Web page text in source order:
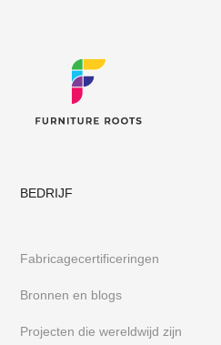
BEDRIJF
Fabricagecertificeringen
Bronnen en blogs
Projecten die wereldwijd zijn